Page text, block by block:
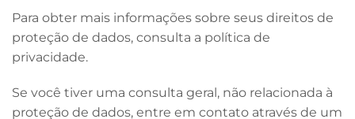
Para obter mais informações sobre seus direitos de
proteção de dados, consulta a política de
privacidade.
Se você tiver uma consulta geral, não relacionada à
proteção de dados, entre em contato através de um